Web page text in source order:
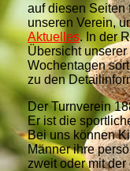
auf diesen Seiten
unseren Verein,
Aktuelles. In der
Übersicht
Wochentagen
zu den
Der Turnverein
Er ist die
Bei uns können
Männer ihre
zweit oder mit